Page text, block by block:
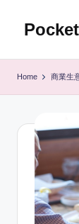
Home 商業生